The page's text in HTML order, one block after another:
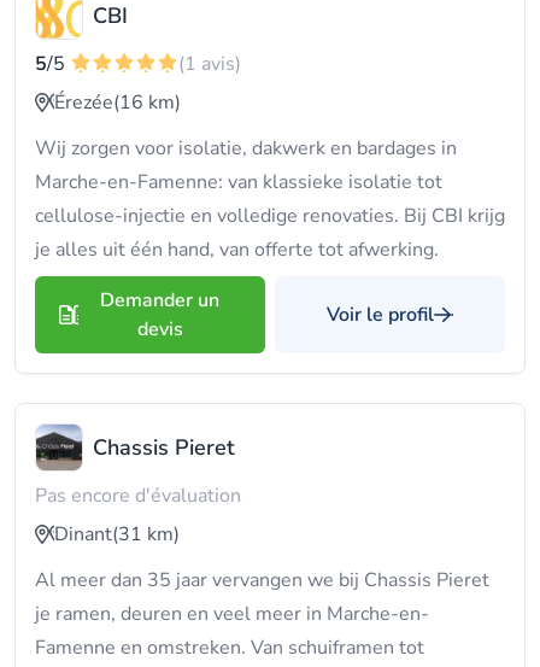
CBI
5/5
(1 avis)
Érezée(16 km)
Wij zorgen voor isolatie, dakwerk en bardages in
Marche-en-Famenne: van klassieke isolatie tot
cellulose-injectie en volledige renovaties. Bij CBI krijg
je alles uit één hand, van offerte tot afwerking.
Demander un
devis
Voir le profil
Chassis Pieret
Pas encore d'évaluation
Dinant(31 km)
Al meer dan 35 jaar vervangen we bij Chassis Pieret
je ramen, deuren en veel meer in Marche-en-
Famenne en omstreken. Van schuiframen tot